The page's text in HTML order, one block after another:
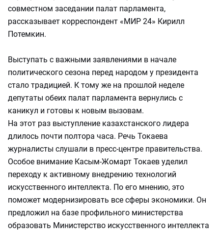
совместном заседании палат парламента,
рассказывает корреспондент «МИР 24» Кирилл
Потемкин.
Выступать с важными заявлениями в начале
политического сезона перед народом у президента
стало традицией. К тому же на прошлой неделе
депутаты обеих палат парламента вернулись с
каникул и готовы к новым вызовам.
На этот раз выступление казахстанского лидера
длилось почти полтора часа. Речь Токаева
журналисты слушали в пресс-центре правительства.
Особое внимание Касым-Жомарт Токаев уделил
переходу к активному внедрению технологий
искусственного интеллекта. По его мнению, это
поможет модернизировать все сферы экономики. Он
предложил на базе профильного министерства
образовать Министерство искусственного интеллекта